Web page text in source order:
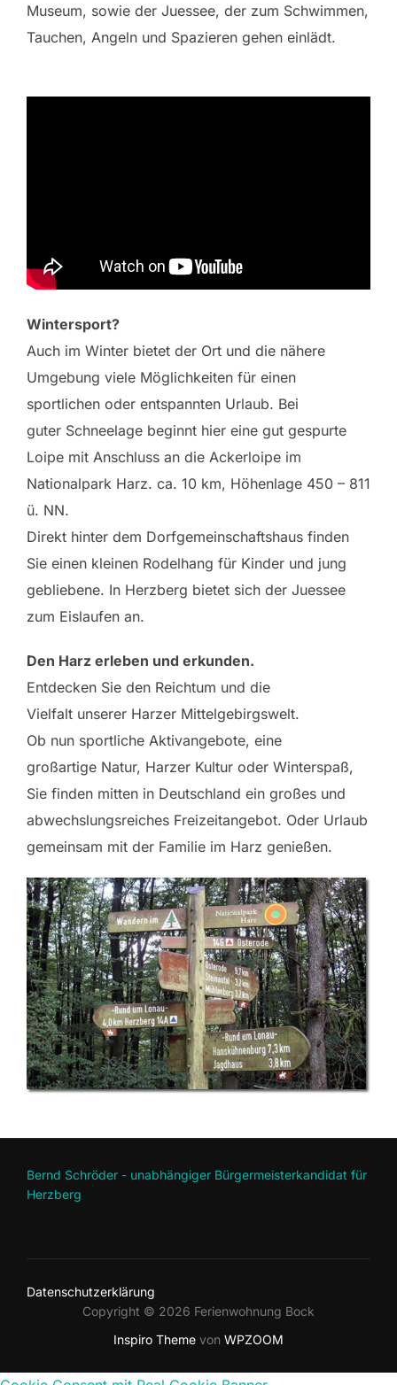
Museum, sowie der Juessee, der zum Schwimmen,
Tauchen, Angeln und Spazieren gehen einlädt.
Wintersport?
Auch im Winter bietet der Ort und die nähere
Umgebung viele Möglichkeiten für einen
sportlichen oder entspannten Urlaub. Bei
guter Schneelage beginnt hier eine gut gespurte
Loipe mit Anschluss an die Ackerloipe im
Nationalpark Harz. ca. 10 km, Höhenlage 450 – 811
ü. NN.
Direkt hinter dem Dorfgemeinschaftshaus finden
Sie einen kleinen Rodelhang für Kinder und jung
gebliebene. In Herzberg bietet sich der Juessee
zum Eislaufen an.
Den Harz erleben und erkunden.
Entdecken Sie den Reichtum und die
Vielfalt unserer Harzer Mittelgebirgswelt.
Ob nun sportliche Aktivangebote, eine
großartige Natur, Harzer Kultur oder Winterspaß,
Sie finden mitten in Deutschland ein großes und
abwechslungsreiches Freizeitangebot. Oder Urlaub
gemeinsam mit der Familie im Harz genießen.
Bernd Schröder - unabhängiger Bürgermeisterkandidat für
Herzberg
Datenschutzerklärung
Copyright © 2026 Ferienwohnung Bock
Inspiro Theme von WPZOOM